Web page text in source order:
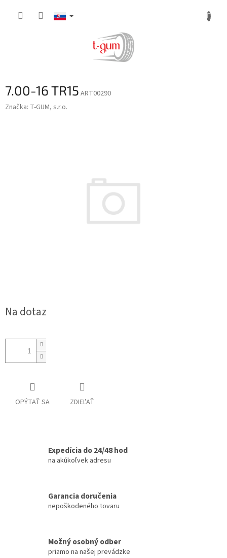
7.00-16 TR15 ART00290
Značka: T-GUM, s.r.o.
Na dotaz
OPÝTAŤ SA ZDIEĽAŤ
Expedícia do 24/48 hod
na akúkoľvek adresu
Garancia doručenia
nepoškodeného tovaru
Možný osobný odber
priamo na našej prevádzke